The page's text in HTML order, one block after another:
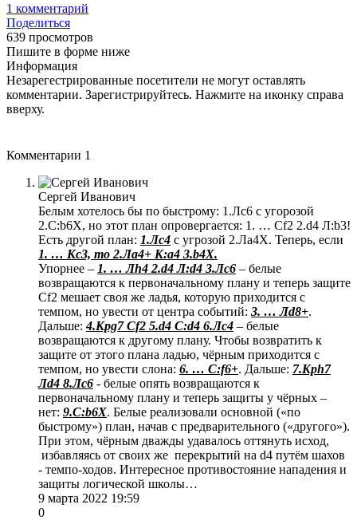
1 комментарий
Поделиться
639 просмотров
Пишите в форме ниже
Информация
Незарегестрированные посетители не могут оставлять
комментарии. Зарегистрируйтесь. Нажмите на иконку справа
вверху.
Комментарии 1
Сергей Иванович
Белым хотелось бы по быстрому: 1.Лc6 с угорозой
2.С:b6Х, но этот план опровергается: 1. … Сf2 2.d4 Л:b3!
Есть другой план: 1.Лc4 с угрозой 2.Ла4Х. Теперь, если
1. … Кc3, то 2.Лa4+ К:а4 3.b4Х.
Упорнее – 1. … Лh4 2.d4 Л:d4 3.Лc6 – белые
возвращаются к первоначальному плану и теперь защите
Сf2 мешает своя же ладья, которую приходится с
темпом, но увести от центра событий: 3. … Лd8+.
Дальше:4.Крg7 Сf2 5.d4 С:d4 6.Лc4 – белые
возвращаются к другому плану. Чтобы возвратить к
защите от этого плана ладью, чёрным приходится с
темпом, но увести слона: 6. … С:f6+. Дальше: 7.Kрh7
Лd4 8.Лc6 - белые опять возвращаются к
первоначальному плану и теперь защиты у чёрных –
нет: 9.С:b6Х. Белые реализовали основной («по
быстрому») план, начав с предварительного («другого»).
При этом, чёрным дважды удавалось оттянуть исход,
избавляясь от своих же перекрытий на d4 путём шахов
- темпо-ходов. Интересное противостояние нападения и
защиты логической школы…
9 марта 2022 19:59
0